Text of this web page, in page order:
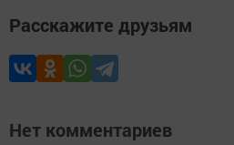
Расскажите друзьям
Нет комментариев